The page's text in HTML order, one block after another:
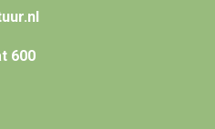
600